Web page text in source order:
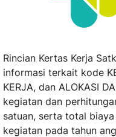
Rincian Kertas Kerja
informasi terkait kode
KERJA, dan ALOKASI
kegiatan dan
satuan, serta total
kegiatan pada tahun